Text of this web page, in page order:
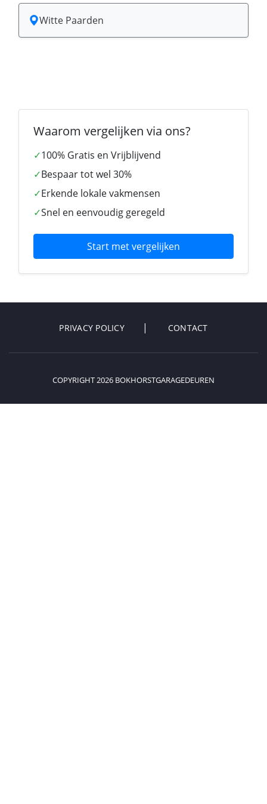
Witte Paarden
Waarom vergelijken via ons?
✓100% Gratis en Vrijblijvend
✓Bespaar tot wel 30%
✓Erkende lokale vakmensen
✓Snel en eenvoudig geregeld
Start met vergelijken
PRIVACY POLICY CONTACT
COPYRIGHT 2026 BOKHORSTGARAGEDEUREN